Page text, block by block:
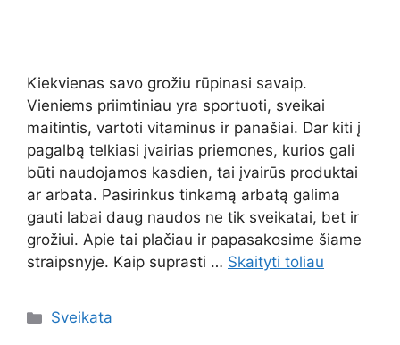
Kiekvienas savo grožiu rūpinasi savaip.
Vieniems priimtiniau yra sportuoti, sveikai
maitintis, vartoti vitaminus ir panašiai. Dar kiti į
pagalbą telkiasi įvairias priemones, kurios gali
būti naudojamos kasdien, tai įvairūs produktai
ar arbata. Pasirinkus tinkamą arbatą galima
gauti labai daug naudos ne tik sveikatai, bet ir
grožiui. Apie tai plačiau ir papasakosime šiame
straipsnyje. Kaip suprasti … Skaityti toliau
Kategorijos
Sveikata